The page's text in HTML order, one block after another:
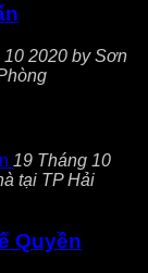
10 2020 by Sơn
19 Tháng 10
tại TP Hải
Quyền